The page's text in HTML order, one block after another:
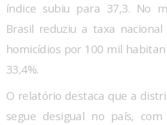
índice subiu para 37,3. No
Brasil reduziu a taxa
homicídios por 100 mil
33,4%.
O relatório destaca que a
segue desigual no país, com